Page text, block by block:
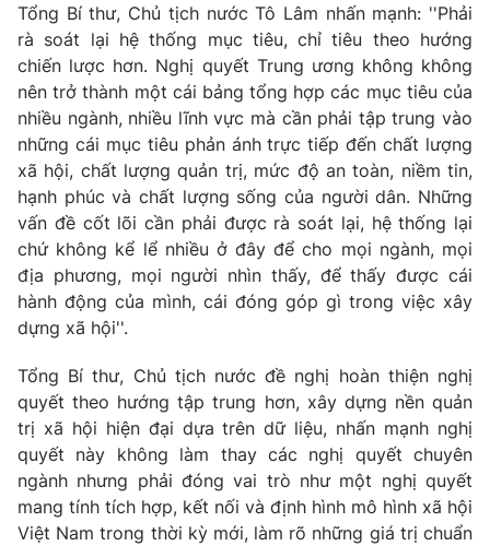
® Cấm sao chép dưới mọi hình thức nếu không có sự chấp
thuận bằng văn bản. Ghi rõ nguồn VTV.vn khi phát hành lại
thông tin từ website này.
Tổng Bí thư, Chủ tịch nước Tô Lâm nhấn mạnh: ''Phải
rà soát lại hệ thống mục tiêu, chỉ tiêu theo hướng
chiến lược hơn. Nghị quyết Trung ương không không
nên trở thành một cái bảng tổng hợp các mục tiêu của
nhiều ngành, nhiều lĩnh vực mà cần phải tập trung vào
những cái mục tiêu phản ánh trực tiếp đến chất lượng
xã hội, chất lượng quản trị, mức độ an toàn, niềm tin,
hạnh phúc và chất lượng sống của người dân. Những
vấn đề cốt lõi cần phải được rà soát lại, hệ thống lại
chứ không kể lể nhiều ở đây để cho mọi ngành, mọi
địa phương, mọi người nhìn thấy, để thấy được cái
hành động của mình, cái đóng góp gì trong việc xây
dựng xã hội''.
Tổng Bí thư, Chủ tịch nước đề nghị hoàn thiện nghị
quyết theo hướng tập trung hơn, xây dựng nền quản
trị xã hội hiện đại dựa trên dữ liệu, nhấn mạnh nghị
quyết này không làm thay các nghị quyết chuyên
ngành nhưng phải đóng vai trò như một nghị quyết
mang tính tích hợp, kết nối và định hình mô hình xã hội
Việt Nam trong thời kỳ mới, làm rõ những giá trị chuẩn